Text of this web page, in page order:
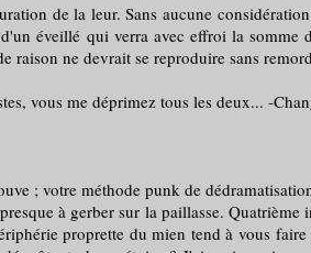
de la leur. Sans aucune
éveillé qui verra avec effroi la
raison ne devrait se reproduire sans
me déprimez tous les deux... -
; votre méthode punk de dédramatisation
à gerber sur la paillasse. Quatrième
proprette du mien tend à vous